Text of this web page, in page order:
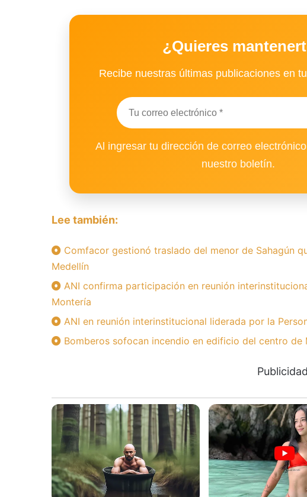
¿Quieres
Recibe nuestras últimas publicaciones en
Al ingresar tu dirección de correo
nuestro boletín.
Lee también:
Comfacor gestionó traslado del menor de Sahagún
Medellín
ANI confirma participación en reunión
Montería
ANI en reunión interinstitucional liderada por la
Bomberos sofocan incendio en edificio del centro de
Publicidad